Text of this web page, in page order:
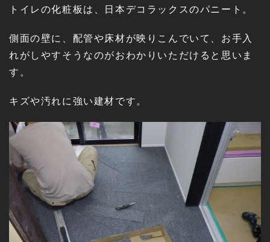
トイレの化粧板は、日本デコラックスのパニート。
側面の壁に、配管や床材が映りこんでいて、お手入
れがしやすそうなのがおわかりいただけると思いま
す。
キズや汚れに強い建材です。